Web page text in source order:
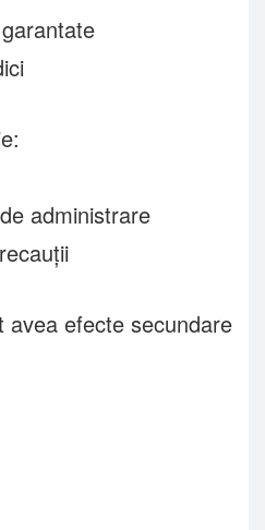
administrare
avea efecte secundare